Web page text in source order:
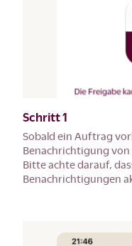
Schritt 1
Sobald ein Auftrag
Benachrichtigung von
Bitte achte darauf,
Benachrichtigungen